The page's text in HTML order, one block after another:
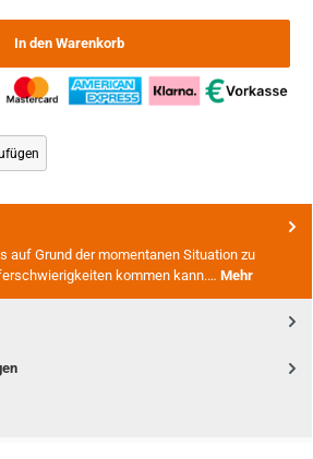
In den Warenkorb
auf Grund der momentanen Situation zu
kommen kann.… Mehr